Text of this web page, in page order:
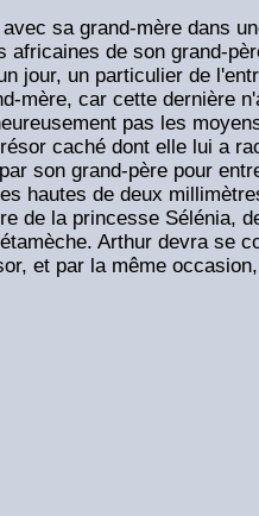
sa grand-mère dans
africaines de son grand-
jour, un particulier de
mère, car cette dernière
pas les
caché dont elle lui a
son grand-père pour
hautes de deux
de la princesse Sélénia,
Arthur devra se
et par la même